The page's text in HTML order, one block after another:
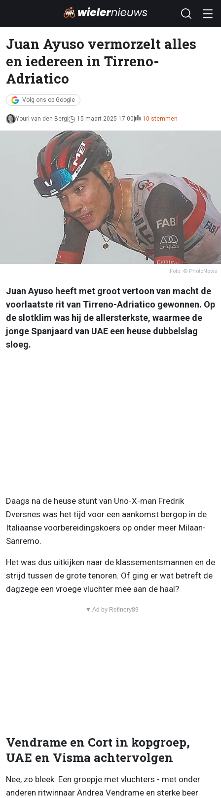
Juan Ayuso vermorzelt alles
en iedereen in Tirreno-
Adriatico
Volg ons op Google
Youri van den Berg 15 maart 2025 17:00 10 stemmen
Foto: © PhotoNews
Juan Ayuso heeft met groot vertoon van macht de
voorlaatste rit van Tirreno-Adriatico gewonnen. Op
de slotklim was hij de allersterkste, waarmee de
jonge Spanjaard van UAE een heuse dubbelslag
sloeg.
Daags na de heuse stunt van Uno-X-man Fredrik
Dversnes was het tijd voor een aankomst bergop in de
Italiaanse voorbereidingskoers op onder meer Milaan-
Sanremo.
Het was dus uitkijken naar de klassementsmannen en de
strijd tussen de grote tenoren. Of ging er wat betreft de
dagzege een vroege vluchter mee aan de haal?
▼ Ad by Refinery89
Vendrame en Cort in kopgroep,
UAE en Visma achtervolgen
Nee, zo bleek. Een groepje met vluchters - met onder
anderen ritwinnaar Andrea Vendrame en sterke beer